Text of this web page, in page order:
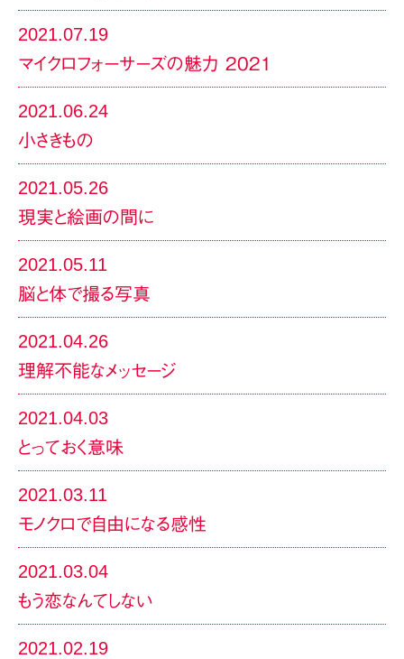
2021.07.19
マイクロフォーサーズの魅力 2021
2021.06.24
小さきもの
2021.05.26
現実と絵画の間に
2021.05.11
脳と体で撮る写真
2021.04.26
理解不能なメッセージ
2021.04.03
とっておく意味
2021.03.11
モノクロで自由になる感性
2021.03.04
もう恋なんてしない
2021.02.19